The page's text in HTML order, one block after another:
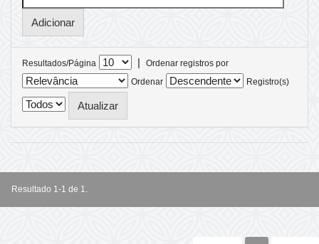
Resultados/Página |
Ordenar registros por
Ordenar
Registro(s)
Resultado 1-1 de 1.